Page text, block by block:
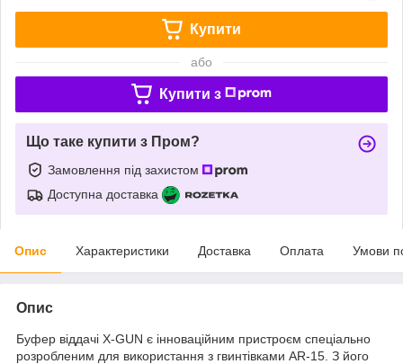
Купити
або
Купити з
Що таке купити з Пром?
Замовлення під захистом
Доступна доставка
Опис Характеристики Доставка Оплата Умови
Опис
Буфер віддачі X-GUN є інноваційним пристроєм спеціально
розробленим для використання з гвинтівками AR-15. З його